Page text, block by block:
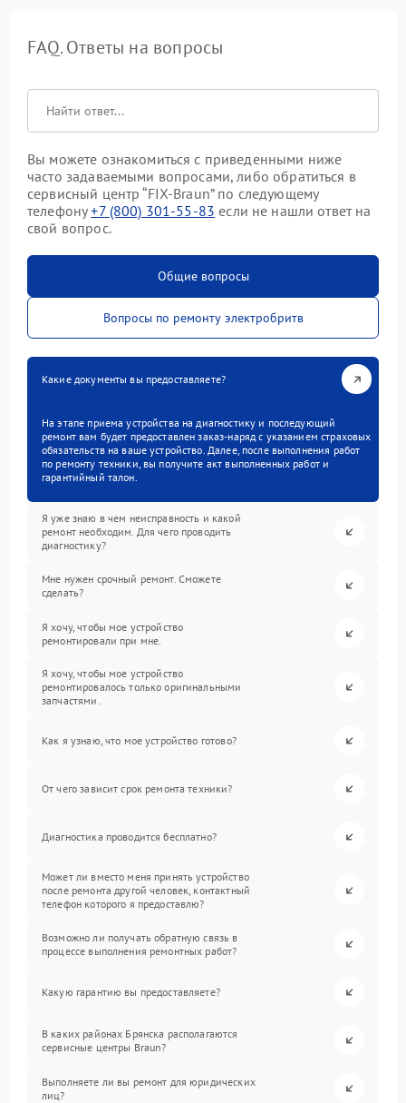
FAQ. Ответы на вопросы
Вы можете ознакомиться с приведенными ниже
часто задаваемыми вопросами, либо обратиться в
сервисный центр “FIX-Braun” по следующему
телефону+7 (800) 301-55-83 если не нашли ответ на
свой вопрос.
Общие вопросы
Вопросы по ремонту электробритв
Какие документы вы предоставляете?
На этапе приема устройства на диагностику и последующий
ремонт вам будет предоставлен заказ-наряд с указанием страховых
обязательств на ваше устройство. Далее, после выполнения работ
по ремонту техники, вы получите акт выполненных работ и
гарантийный талон.
Я уже знаю в чем неисправность и какой
ремонт необходим. Для чего проводить
диагностику?
Мне нужен срочный ремонт. Сможете
сделать?
Я хочу, чтобы мое устройство
ремонтировали при мне.
Я хочу, чтобы мое устройство
ремонтировалось только оригинальными
запчастями.
Как я узнаю, что мое устройство готово?
От чего зависит срок ремонта техники?
Диагностика проводится бесплатно?
Может ли вместо меня принять устройство
после ремонта другой человек, контактный
телефон которого я предоставлю?
Возможно ли получать обратную связь в
процессе выполнения ремонтных работ?
Какую гарантию вы предоставляете?
В каких районах Брянска располагаются
сервисные центры Braun?
Выполняете ли вы ремонт для юридических
лиц?